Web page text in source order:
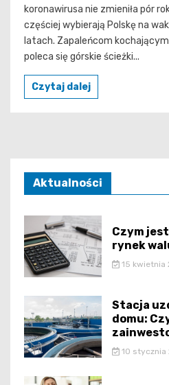
koronawirusa nie zmieniła pór
częściej wybierają Polskę na
latach. Zapaleńcom
poleca się górskie ścieżki...
Czytaj dalej
Aktualności
Czym
rynek
15 kwietnia
Stacja
domu:
10 stycznia